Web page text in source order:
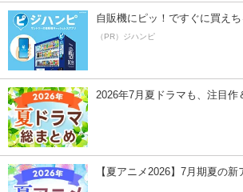
自販機にピッ！ですぐに買えち
（PR）ジハンピ
2026年7月夏ドラマも、注目作
【夏アニメ2026】7月期夏の新